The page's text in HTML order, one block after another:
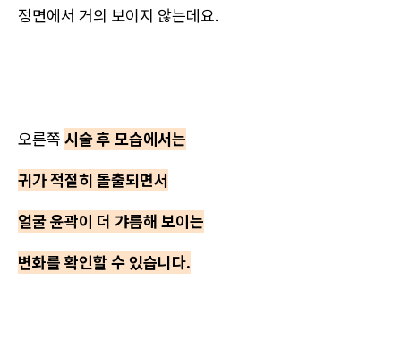
정면에서 거의 보이지 않는데요.
오른쪽 시술 후 모습에서는
귀가 적절히 돌출되면서
얼굴 윤곽이 더 갸름해 보이는
변화를 확인할 수 있습니다.